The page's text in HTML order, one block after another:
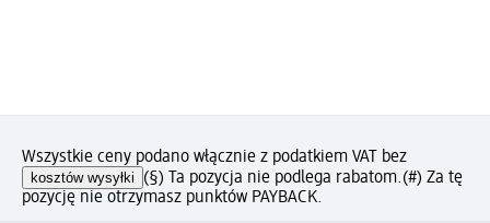
Wszystkie ceny podano włącznie z podatkiem VAT bez
kosztów wysyłki (§) Ta pozycja nie podlega rabatom.(#) Za tę
pozycję nie otrzymasz punktów PAYBACK.